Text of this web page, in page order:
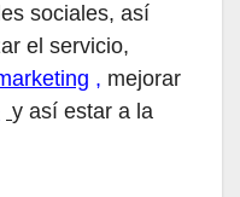
sociales, así
el servicio,
, mejorar
y así estar a la